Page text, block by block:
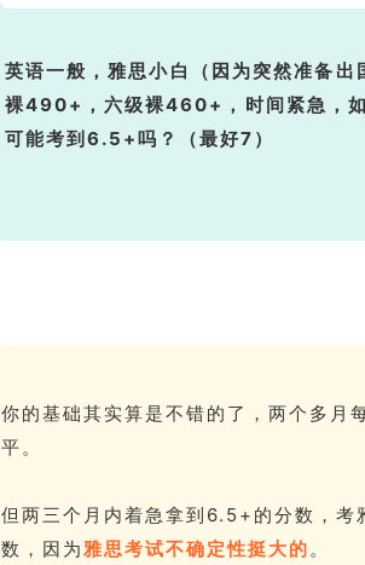
英语一般，雅思小白（因为突然准备
裸490+，六级裸460+，时间紧急，
可能考到6.5+吗？（最好7）
你的基础其实算是不错的了，两个多
平。
但两三个月内着急拿到6.5+的分数，考
数，因为雅思考试不确定性挺大的。